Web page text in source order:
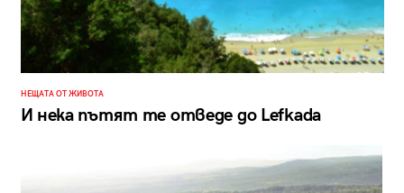
НЕЩАТА ОТ ЖИВОТА
И нека пътят те отведе до Lefkada